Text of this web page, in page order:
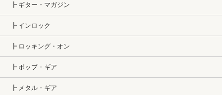
┣ ギター・マガジン
┣ インロック
┣ ロッキング・オン
┣ ポップ・ギア
┣ メタル・ギア